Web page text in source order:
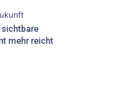
sichtbare
mehr reicht